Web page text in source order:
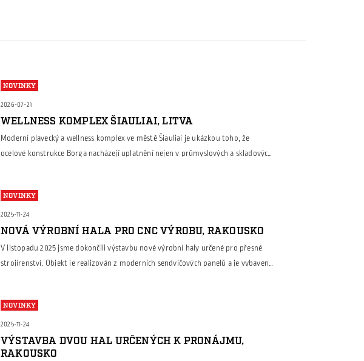
NOVINKY
2026-07-21
WELLNESS KOMPLEX ŠIAULIAI, LITVA
Moderní plavecký a wellness komplex ve městě Šiauliai je ukázkou toho, že
ocelové konstrukce Borga nacházejí uplatnění nejen v průmyslových a skladových
výroby jednotlivých prvků a podílela se také na jejich montáži. Neobvyklé tvarové
[…]
NOVINKY
2025-11-24
NOVÁ VÝROBNÍ HALA PRO CNC VÝROBU, RAKOUSKO
V listopadu 2025 jsme dokončili výstavbu nové výrobní haly určené pro přesné
strojírenství. Objekt je realizován z moderních sendvičových panelů a je vybaven
technikou zázemí pro obsluhu navazující kanceláře pro vedení výroby a
administrativu […]
NOVINKY
2025-11-24
VÝSTAVBA DVOU HAL URČENÝCH K PRONÁJMU,
RAKOUSKO